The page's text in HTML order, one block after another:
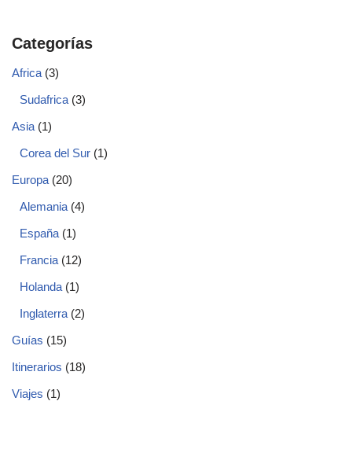
Categorías
Africa (3)
Sudafrica (3)
Asia (1)
Corea del Sur (1)
Europa (20)
Alemania (4)
España (1)
Francia (12)
Holanda (1)
Inglaterra (2)
Guías (15)
Itinerarios (18)
Viajes (1)